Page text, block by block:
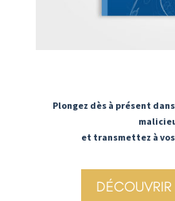
Plongez dès à présent
et transmettez à